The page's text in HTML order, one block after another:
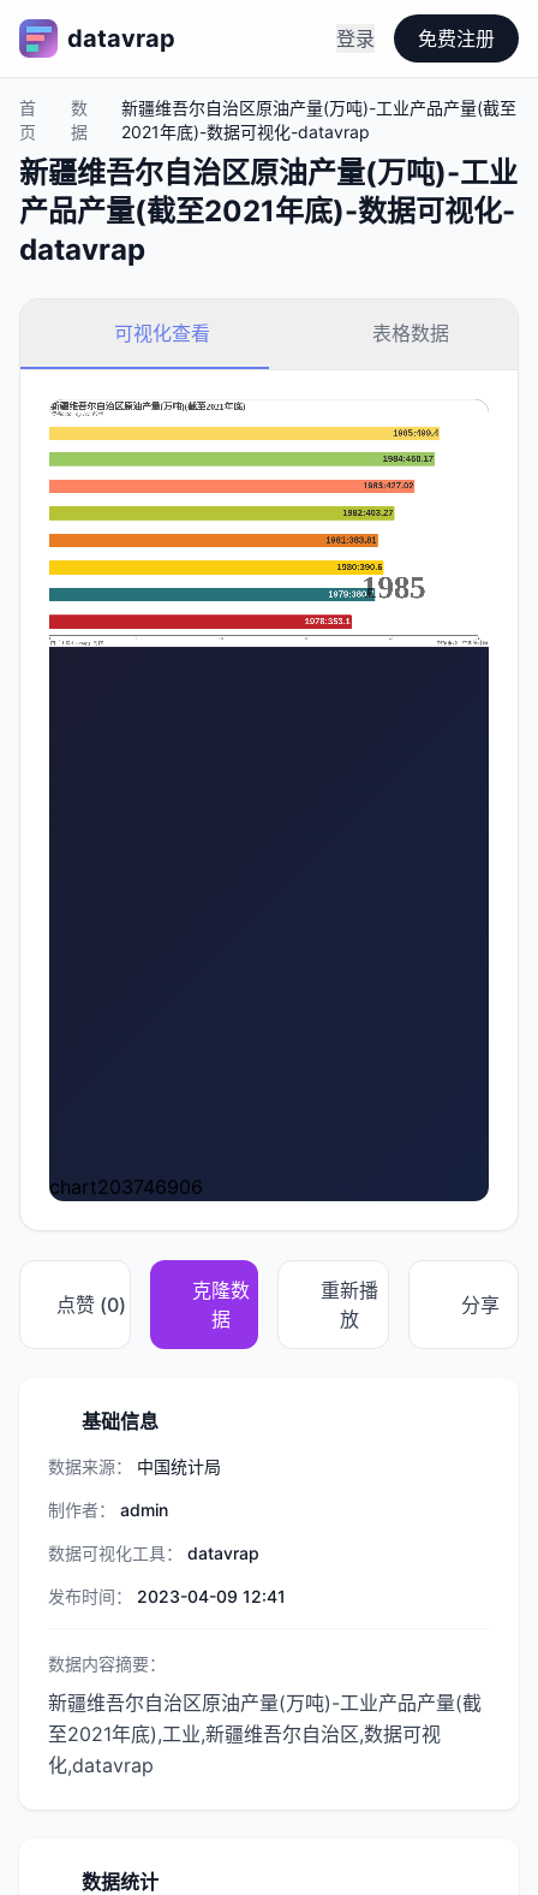
datavrap 登录 免费注册
首
页
数
据
新疆维吾尔自治区原油产量(万吨)-工业产品产量(截至
2021年底)-数据可视化-datavrap
新疆维吾尔自治区原油产量(万吨)-工业
产品产量(截至2021年底)-数据可视化-
datavrap
可视化查看 表格数据
chart203746906
点赞 (0)
克隆数
据
重新播
放
分享
基础信息
数据来源： 中国统计局
制作者： admin
数据可视化工具： datavrap
发布时间： 2023-04-09 12:41
数据内容摘要：
新疆维吾尔自治区原油产量(万吨)-工业产品产量(截
至2021年底),工业,新疆维吾尔自治区,数据可视
化,datavrap
数据统计